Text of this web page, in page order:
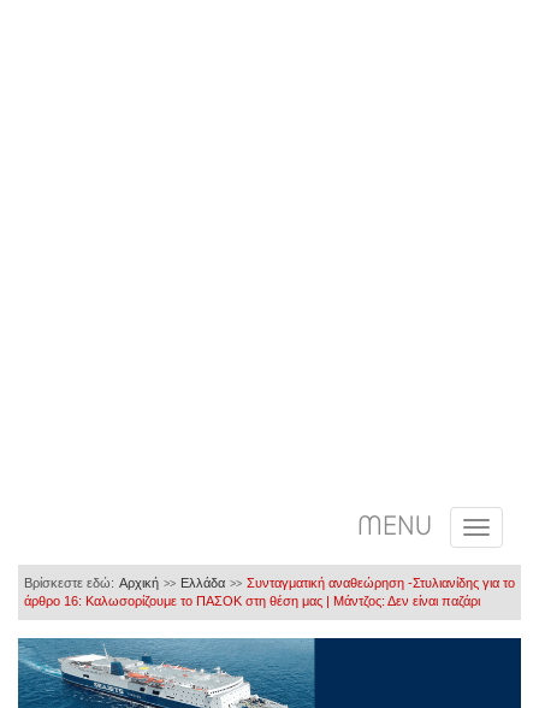
MENU
Βρίσκεστε εδώ: Αρχική >> Ελλάδα >> Συνταγματική αναθεώρηση -Στυλιανίδης για το
άρθρο 16: Καλωσορίζουμε το ΠΑΣΟΚ στη θέση μας | Μάντζος: Δεν είναι παζάρι